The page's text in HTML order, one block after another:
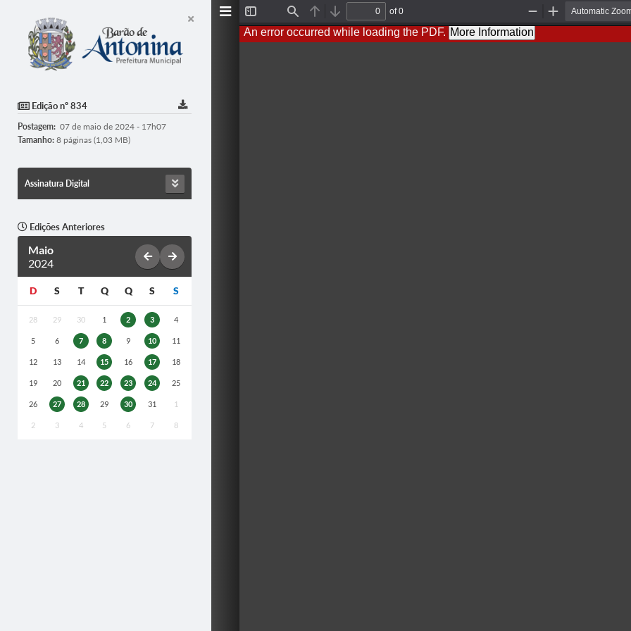
Edição nº 834
Postagem: 07 de maio de 2024 - 17h07
Tamanho: 8 páginas (1,03 MB)
Assinatura Digital
Edições Anteriores
Maio
2024
D S T Q Q S S
28 29 30 1 2 3 4
5 6 7 8 9 10 11
12 13 14 15 16 17 18
19 20 21 22 23 24 25
26 27 28 29 30 31 1
2 3 4 5 6 7 8
Sidebar
Find Previous
Next
of 0
Out
An error occurred while loading the PDF. More Information